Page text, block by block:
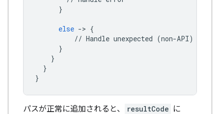
}
else -> {
// Handle unexpected (non-API)
}
}
}
}
パスが正常に追加されると、 resultCode に